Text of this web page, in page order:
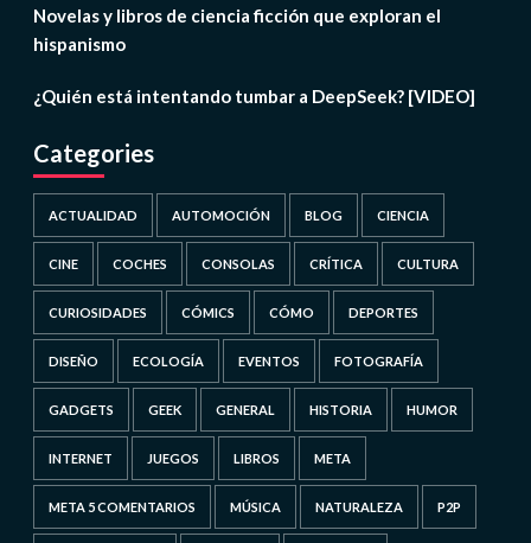
Novelas y libros de ciencia ficción que exploran el
hispanismo
¿Quién está intentando tumbar a DeepSeek? [VIDEO]
Categories
ACTUALIDAD AUTOMOCIÓN BLOG CIENCIA
CINE COCHES CONSOLAS CRÍTICA CULTURA
CURIOSIDADES CÓMICS CÓMO DEPORTES
DISEÑO ECOLOGÍA EVENTOS FOTOGRAFÍA
GADGETS GEEK GENERAL HISTORIA HUMOR
INTERNET JUEGOS LIBROS META
META 5 COMENTARIOS MÚSICA NATURALEZA P2P